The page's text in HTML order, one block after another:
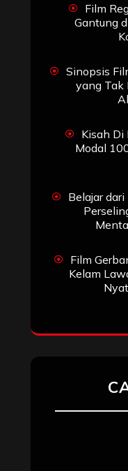
Film
Gantung
Sinopsis
yang Tak
Kisah Di
Modal
Belajar
Film
Kelam